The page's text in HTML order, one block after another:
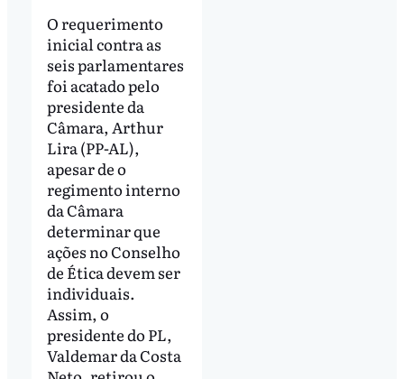
O requerimento
inicial contra as
seis parlamentares
foi acatado pelo
presidente da
Câmara, Arthur
Lira (PP-AL),
apesar de o
regimento interno
da Câmara
determinar que
ações no Conselho
de Ética devem ser
individuais.
Assim, o
presidente do PL,
Valdemar da Costa